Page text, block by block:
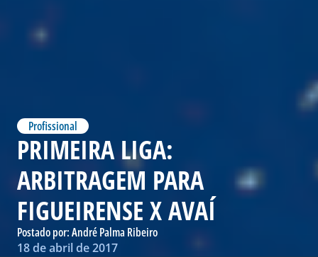
Profissional
PRIMEIRA LIGA:
ARBITRAGEM PARA
FIGUEIRENSE X AVAÍ
Postado por:André Palma Ribeiro
18 de abril de 2017